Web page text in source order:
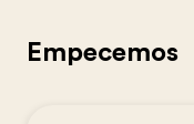
Empecemos